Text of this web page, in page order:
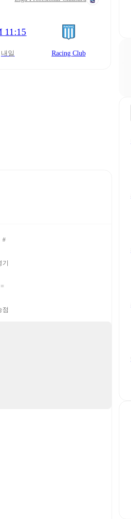
11:15
내일 Racing Club
#
기
=
점